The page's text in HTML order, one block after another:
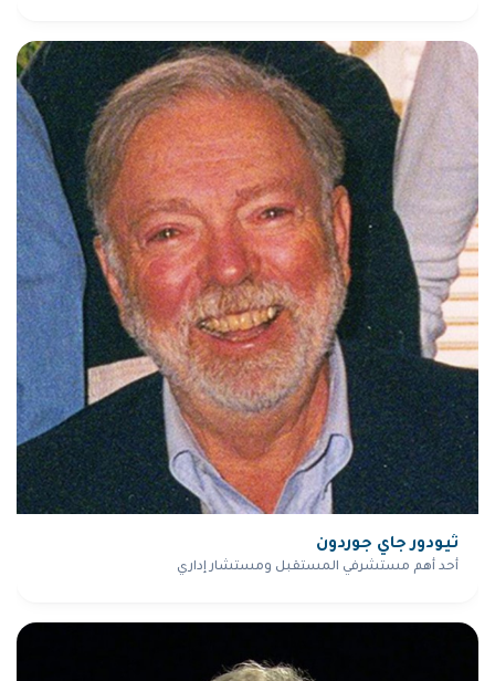
ثيودور جاي جوردون
أحد أهم مستشرفي المستقبل ومستشار إداري